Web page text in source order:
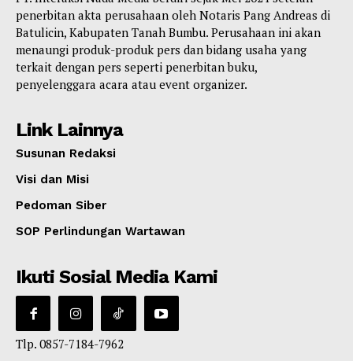
penerbitan akta perusahaan oleh Notaris Pang Andreas di
Batulicin, Kabupaten Tanah Bumbu. Perusahaan ini akan
menaungi produk-produk pers dan bidang usaha yang
terkait dengan pers seperti penerbitan buku,
penyelenggara acara atau event organizer.
Link Lainnya
Susunan Redaksi
Visi dan Misi
Pedoman Siber
SOP Perlindungan Wartawan
Ikuti Sosial Media Kami
Tlp. 0857-7184-7962